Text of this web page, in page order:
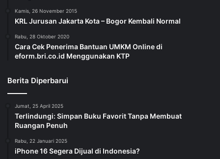
Kamis, 26 November 2015
KRL Jurusan Jakarta Kota – Bogor Kembali Normal
Rabu, 28 Oktober 2020
Cara Cek Penerima Bantuan UMKM Online di
eform.bri.co.id Menggunakan KTP
Berita Diperbarui
Jumat, 25 April 2025
Terlindungi: Simpan Buku Favorit Tanpa Membuat
Ruangan Penuh
Rabu, 22 Januari 2025
iPhone 16 Segera Dijual di Indonesia?